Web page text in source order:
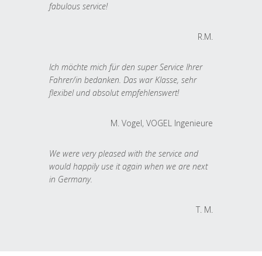
fabulous service!
R.M.
Ich möchte mich für den super Service Ihrer
Fahrer/in bedanken. Das war Klasse, sehr
flexibel und absolut empfehlenswert!
M. Vogel, VOGEL Ingenieure
We were very pleased with the service and
would happily use it again when we are next
in Germany.
T. M.